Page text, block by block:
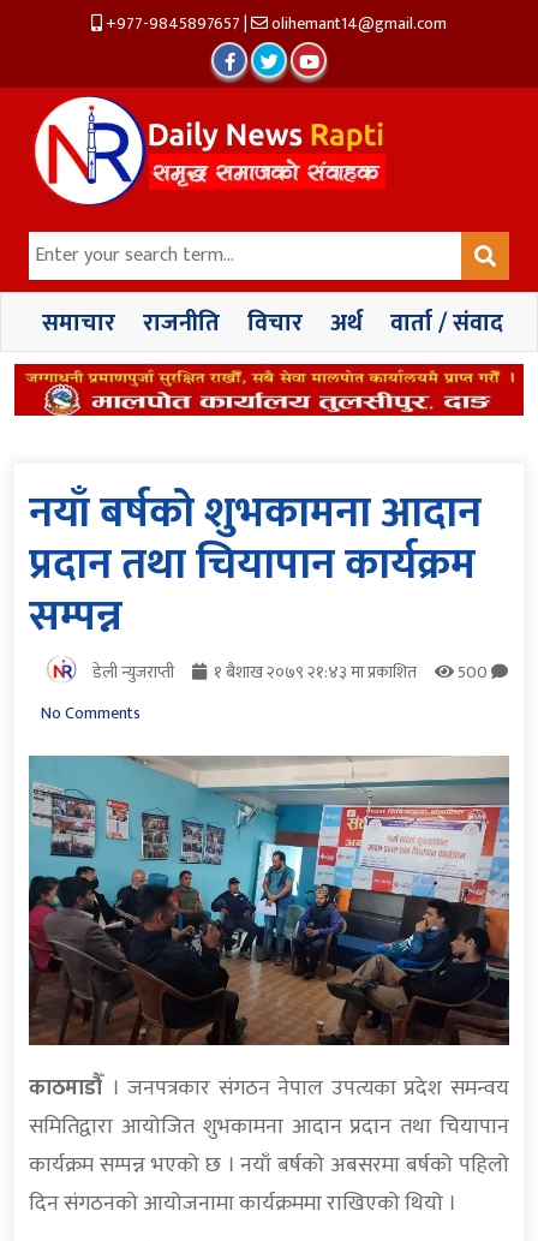
+977-9845897657| olihemant14@gmail.com
समाचार राजनीति विचार अर्थ वार्ता / संवाद
नयाँ बर्षको शुभकामना आदान
प्रदान तथा चियापान कार्यक्रम
सम्पन्न
डेली न्युजराप्ती १ बैशाख २०७९ २१:४३ मा प्रकाशित
500
No Comments
काठमाडौँ। जनपत्रकार संगठन नेपाल उपत्यका प्रदेश समन्वय
समितिद्वारा आयोजित शुभकामना आदान प्रदान तथा चियापान
कार्यक्रम सम्पन्न भएको छ । नयाँ बर्षको अबसरमा बर्षको पहिलो
दिन संगठनको आयोजनामा कार्यक्रममा राखिएको थियो ।